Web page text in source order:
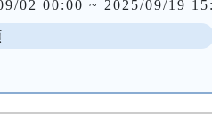
02 00:00 ~ 2025/09/19